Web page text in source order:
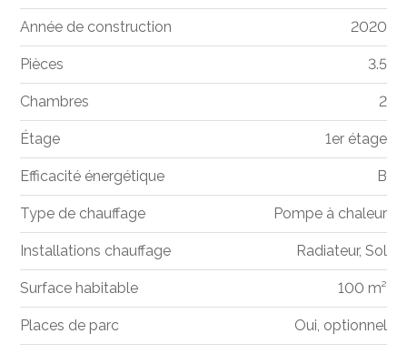
Année de construction 2020
Pièces 3.5
Chambres 2
Étage 1er étage
Efficacité énergétique B
Type de chauffage Pompe à chaleur
Installations chauffage Radiateur, Sol
Surface habitable 100 m²
Places de parc Oui, optionnel